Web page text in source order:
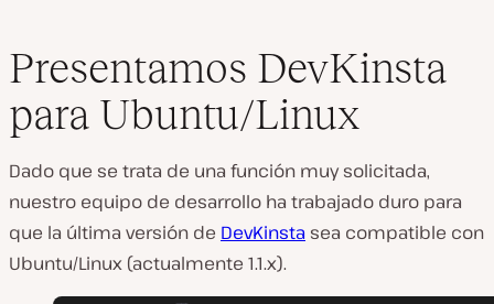
Presentamos DevKinsta
para Ubuntu/Linux
Dado que se trata de una función muy solicitada,
nuestro equipo de desarrollo ha trabajado duro para
que la última versión de DevKinsta sea compatible con
Ubuntu/Linux (actualmente 1.1.x).